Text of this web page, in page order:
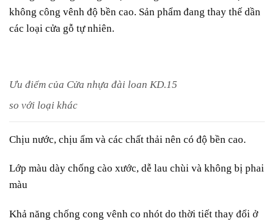
không công vênh độ bền cao. Sản phẩm đang thay thế dần
các loại cửa gỗ tự nhiên.
Ưu điểm của Cửa nhựa đài loan KD.15
so với loại khác
Chịu nước, chịu ẩm và các chất thải nên có độ bền cao.
Lớp màu dày chống cào xước, dễ lau chùi và không bị phai
màu
Khả năng chống cong vênh co nhót do thời tiết thay đổi ở